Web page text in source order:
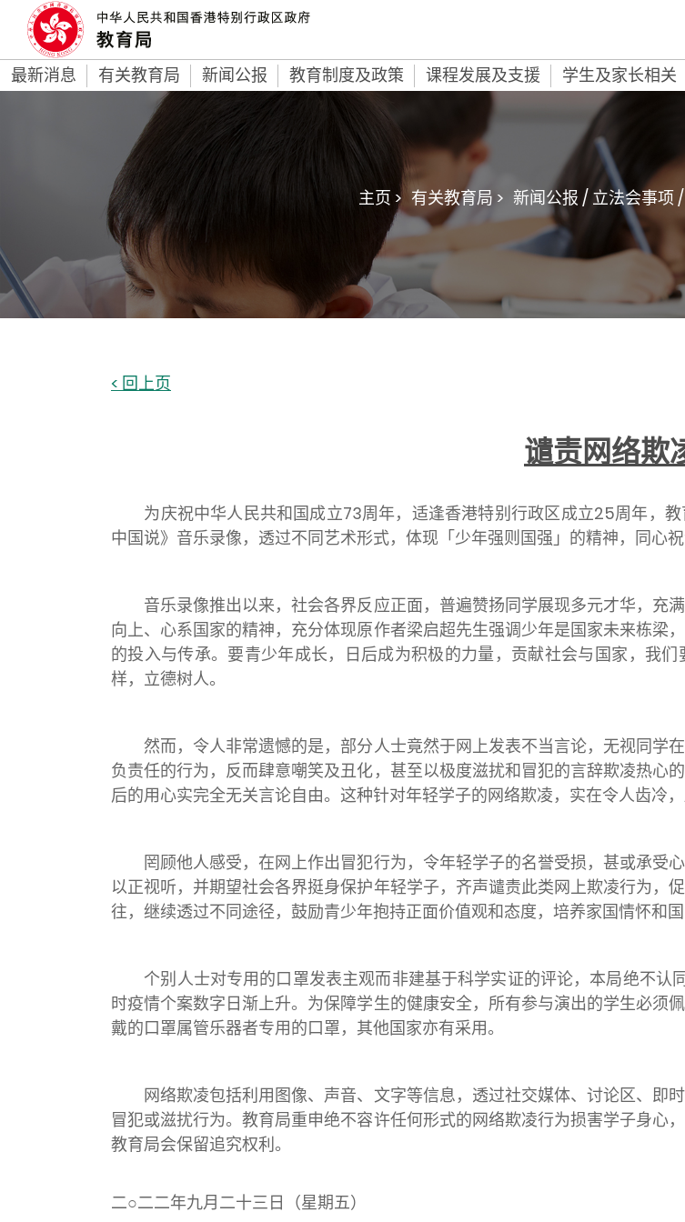
最新消息 有关教育局 新闻公报 教育制度及政策 课程发展及支援 学生及家长相关
主页 > 有关教育局 > 新闻公报 / 立法会事项
< 回上页
谴责网络欺
为庆祝中华人民共和国成立73周年，适逢香港特别行政区成立25周年，
中国说》音乐录像，透过不同艺术形式，体现「少年强则国强」的精神，同心祝
音乐录像推出以来，社会各界反应正面，普遍赞扬同学展现多元才华，充
向上、心系国家的精神，充分体现原作者梁启超先生强调少年是国家未来栋梁
的投入与传承。要青少年成长，日后成为积极的力量，贡献社会与国家，我
样，立德树人。
然而，令人非常遗憾的是，部分人士竟然于网上发表不当言论，无视同学
负责任的行为，反而肆意嘲笑及丑化，甚至以极度滋扰和冒犯的言辞欺凌热心
后的用心实完全无关言论自由。这种针对年轻学子的网络欺凌，实在令人齿冷，
罔顾他人感受，在网上作出冒犯行为，令年轻学子的名誉受损，甚或承受
以正视听，并期望社会各界挺身保护年轻学子，齐声谴责此类网上欺凌行为，
往，继续透过不同途径，鼓励青少年抱持正面价值观和态度，培养家国情怀和
个别人士对专用的口罩发表主观而非建基于科学实证的评论，本局绝不认
时疫情个案数字日渐上升。为保障学生的健康安全，所有参与演出的学生必须
戴的口罩属管乐器者专用的口罩，其他国家亦有采用。
网络欺凌包括利用图像、声音、文字等信息，透过社交媒体、讨论区、即
冒犯或滋扰行为。教育局重申绝不容许任何形式的网络欺凌行为损害学子身心
教育局会保留追究权利。
二○二二年九月二十三日（星期五）